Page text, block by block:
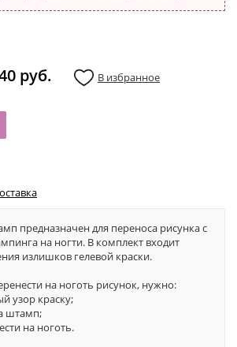
руб. В избранное
предназначен для переноса рисунка с
на ногти. В комплект входит
излишков гелевой краски.
на ноготь рисунок, нужно:
узор краску;
штамп;
на ноготь.